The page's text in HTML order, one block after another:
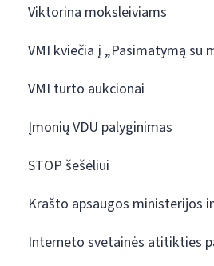
Viktorina moksleiviams
VMI kviečia į „Pasimatymą su
VMI turto aukcionai
Įmonių VDU palyginimas
STOP šešėliui
Krašto apsaugos ministerijos
Interneto svetainės atitikties